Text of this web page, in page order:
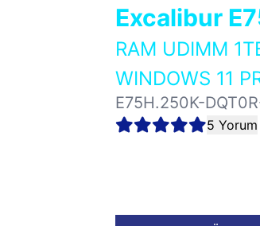
Excalibur
RAM UDIMM
WINDOWS 11
E75H.250K-
5 Yorum